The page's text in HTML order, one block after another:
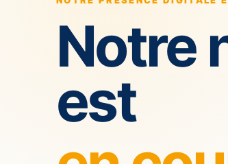
Notre
est